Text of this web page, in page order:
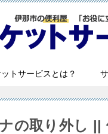
ットサービスとは？
の取り外し ||